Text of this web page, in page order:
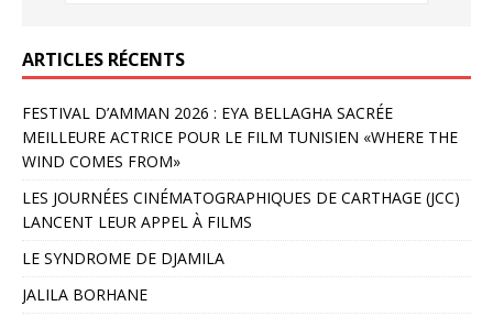
ARTICLES RÉCENTS
FESTIVAL D’AMMAN 2026 : EYA BELLAGHA SACRÉE
MEILLEURE ACTRICE POUR LE FILM TUNISIEN «WHERE THE
WIND COMES FROM»
LES JOURNÉES CINÉMATOGRAPHIQUES DE CARTHAGE (JCC)
LANCENT LEUR APPEL À FILMS
LE SYNDROME DE DJAMILA
JALILA BORHANE